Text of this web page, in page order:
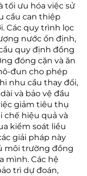
tối ưu hóa việc sử
cầu can thiệp
Các quy trình lọc
nước ổn định,
quy định đồng
đóng cặn và ăn
đun cho phép
nhu cầu thay đổi,
và bảo vệ đầu
giảm tiêu thụ
chế hiệu quả và
kiểm soát liều
giải pháp này
môi trường đồng
mình. Các hệ
trì dự đoán,